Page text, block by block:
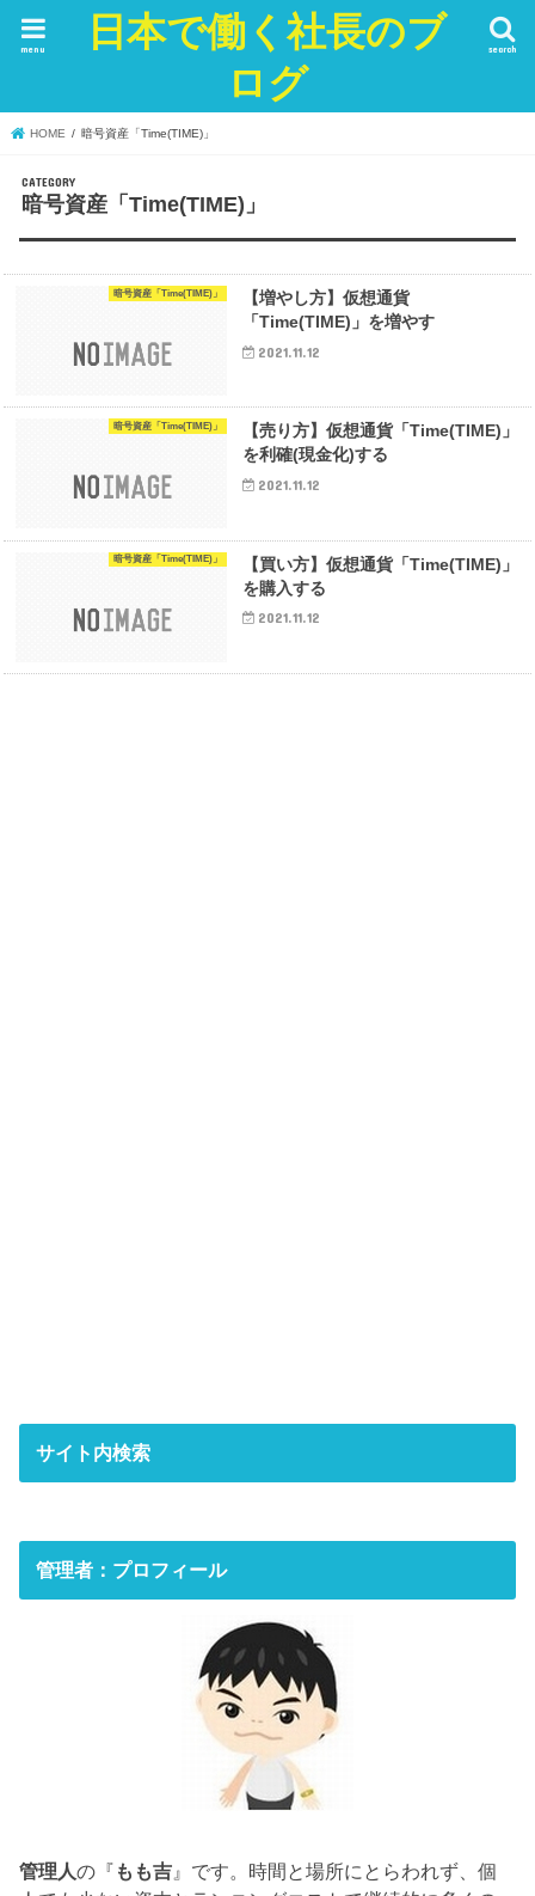
日本で働く社長のブ
ログ
search
menu
HOME 暗号資産「Time(TIME)」
暗号資産「Time(TIME)」
暗号資産「Time(TIME)」
【増やし方】仮想通貨
「Time(TIME)」を増やす
2021.11.12
暗号資産「Time(TIME)」
【売り方】仮想通貨「Time(TIME)」
を利確(現金化)する
2021.11.12
暗号資産「Time(TIME)」
【買い方】仮想通貨「Time(TIME)」
を購入する
2021.11.12
サイト内検索
管理者：プロフィール
管理人の『 もも吉 』です。時間と場所にとらわれず、個